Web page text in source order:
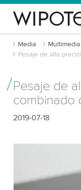
Media Multimedia
Pesaje de alta
Pesaje de
combinado
2019-07-18
cargar el
Utilizamos un